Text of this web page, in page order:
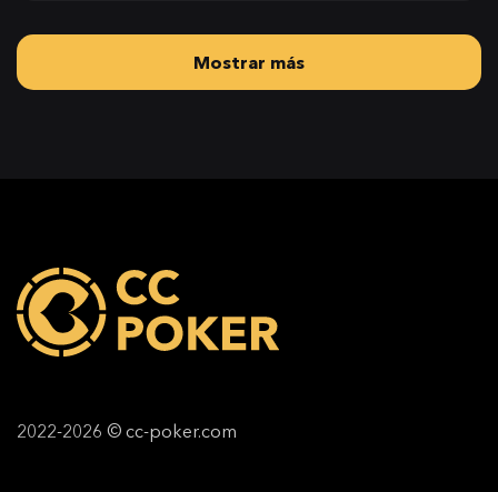
Mostrar más
2022-2026 © cc-poker.com